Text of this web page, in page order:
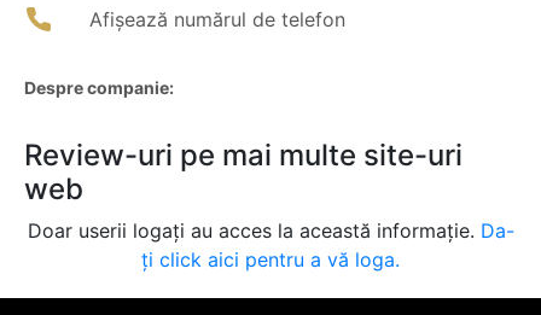
Afișează numărul de telefon
Despre companie:
Review-uri pe mai multe site-uri
web
Doar userii logați au acces la această informație. Da-
ți click aici pentru a vă loga.